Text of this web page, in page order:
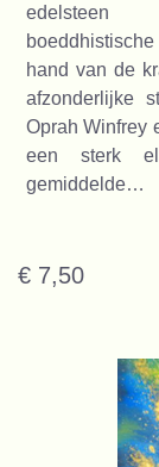
hand van de
afzonderlijke
Oprah Winfrey
een sterk
gemiddelde…
€ 7,50